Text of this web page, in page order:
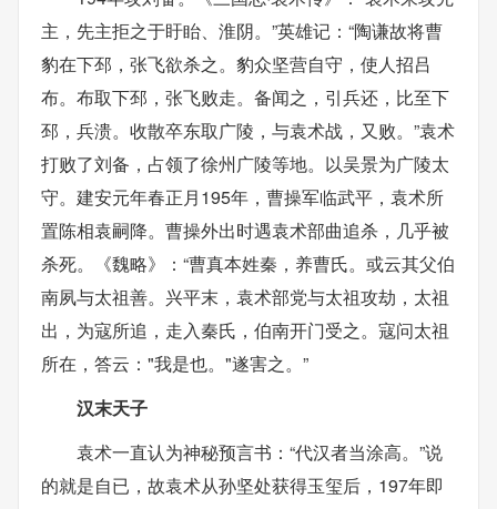
主，先主拒之于盱眙、淮阴。”英雄记：“陶谦故将曹
豹在下邳，张飞欲杀之。豹众坚营自守，使人招吕
布。布取下邳，张飞败走。备闻之，引兵还，比至下
邳，兵溃。收散卒东取广陵，与袁术战，又败。”袁术
打败了刘备，占领了徐州广陵等地。以吴景为广陵太
守。建安元年春正月195年，曹操军临武平，袁术所
置陈相袁嗣降。曹操外出时遇袁术部曲追杀，几乎被
杀死。《魏略》：“曹真本姓秦，养曹氏。或云其父伯
南夙与太祖善。兴平末，袁术部党与太祖攻劫，太祖
出，为寇所追，走入秦氏，伯南开门受之。寇问太祖
所在，答云："我是也。"遂害之。”
汉末天子
袁术一直认为神秘预言书：“代汉者当涂高。”说
的就是自已，故袁术从孙坚处获得玉玺后，197年即